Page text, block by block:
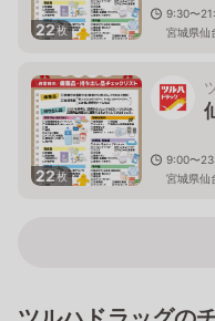
22枚
9:30〜
宮城県仙
22枚
9:00〜
宮城県仙